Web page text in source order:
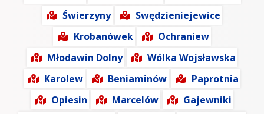
Świerzyny
Swędzieniejewice
Krobanówek
Ochraniew
Młodawin Dolny
Wólka Wojsławska
Karolew
Beniaminów
Paprotnia
Opiesin
Marcelów
Gajewniki